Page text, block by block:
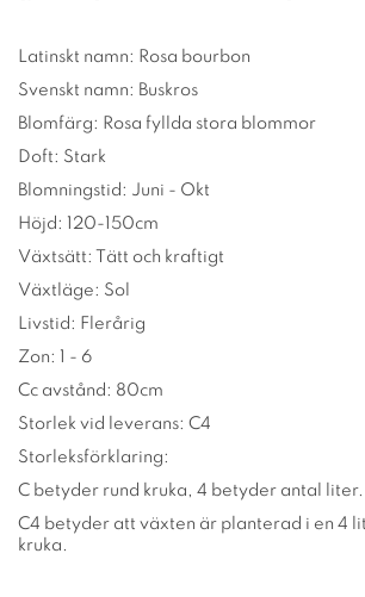
Latinskt namn: Rosa bourbon
Svenskt namn: Buskros
Blomfärg: Rosa fyllda stora blommor
Doft: Stark
Blomningstid: Juni - Okt
Höjd: 120-150cm
Växtsätt: Tätt och kraftigt
Växtläge: Sol
Livstid: Flerårig
Zon: 1 - 6
Cc avstånd: 80cm
Storlek vid leverans: C4
Storleksförklaring:
C betyder rund kruka, 4 betyder antal liter.
C4 betyder att växten är planterad i en 4
kruka.